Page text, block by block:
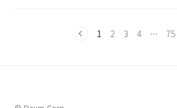
시작하시는 분이나, 백준에서 자바로 풀 때의 팁
가 '학생들의 키는 모두 다르다' 라는 조건이 있기
1 2 3 4 ··· 75